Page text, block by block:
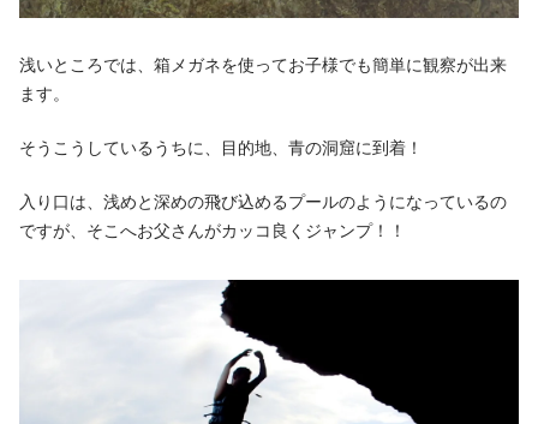
浅いところでは、箱メガネを使ってお子様でも簡単に観察が出来
ます。
そうこうしているうちに、目的地、青の洞窟に到着！
入り口は、浅めと深めの飛び込めるプールのようになっているの
ですが、そこへお父さんがカッコ良くジャンプ！！